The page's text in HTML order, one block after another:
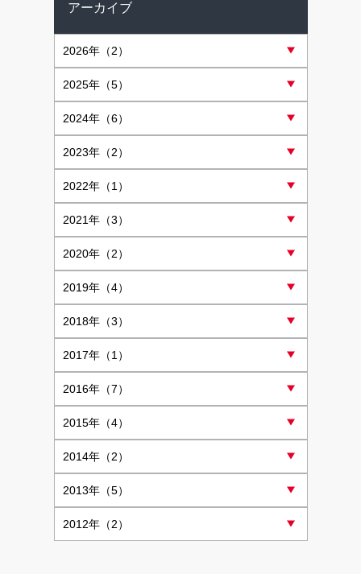
アーカイブ
2026年（2）
2025年（5）
2024年（6）
2023年（2）
2022年（1）
2021年（3）
2020年（2）
2019年（4）
2018年（3）
2017年（1）
2016年（7）
2015年（4）
2014年（2）
2013年（5）
2012年（2）